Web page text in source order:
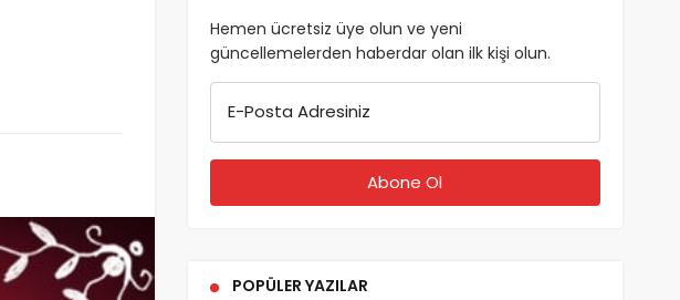
Hemen ücretsiz üye olun ve yeni
güncellemelerden haberdar olan ilk kişi olun.
E-Posta Adresiniz
POPÜLER YAZILAR